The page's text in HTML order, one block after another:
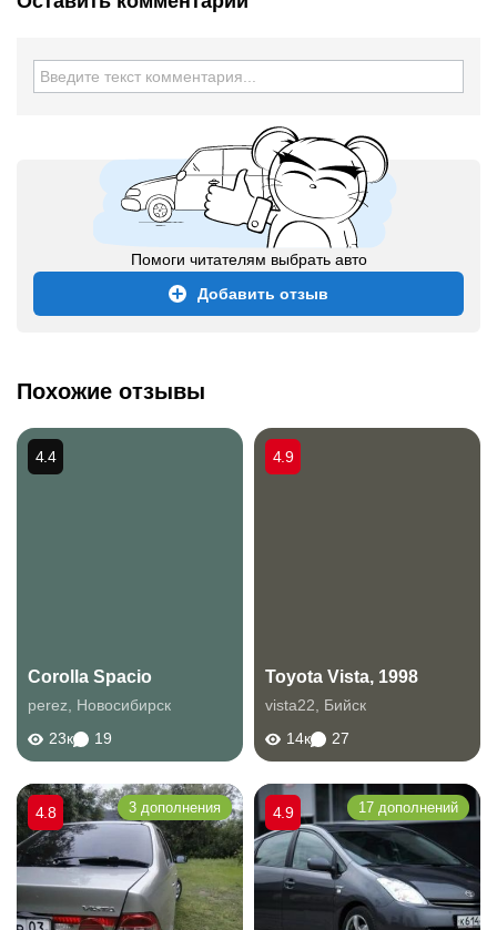
Помоги читателям выбрать авто
Добавить отзыв
Похожие отзывы
Corolla Spacio
perez
Новосибирск
23к
19
4.4
Toyota Vista, 1998
vista22
Бийск
14к
27
4.9
4.8 3 дополнения 4.9 17 дополнений